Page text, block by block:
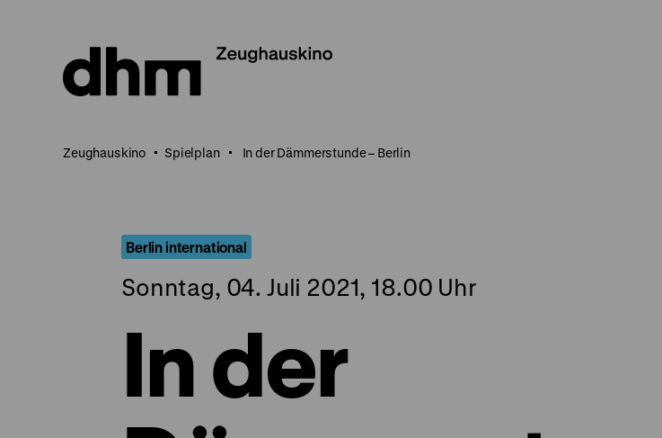
Seiteninhalt
springen
Zeughauskino Spielplan In der Dämmerstunde – Berlin
Berlin international
Sonntag, 04. Juli 2021, 18.00 Uhr
In der